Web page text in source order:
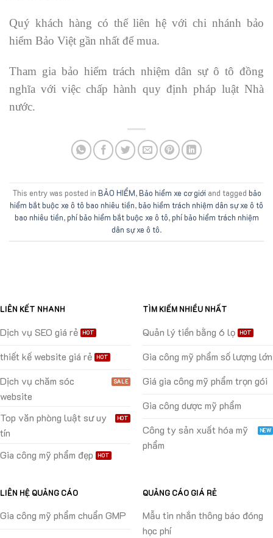
Quý khách hàng có thể liên hệ với chi nhánh bảo
hiểm Bảo Việt gần nhất để mua.
Tham gia bảo hiểm trách nhiệm dân sự ô tô đồng
nghĩa với việc chấp hành quy định pháp luật Nhà
nước.
This entry was posted in BẢO HIỂM,Bảo hiểm xe cơ giới and tagged bảo
hiểm bắt buộc xe ô tô bao nhiêu tiền,bảo hiểm trách nhiệm dân sự xe ô tô
bao nhiêu tiền,phí bảo hiểm bắt buộc xe ô tô,phí bảo hiểm trách nhiệm
dân sự xe ô tô.
LIÊN KẾT NHANH
Dịch vụ SEO giá rẻ
thiết kế website giá rẻ
Dịch vụ chăm sóc
website
Top văn phòng luật sư uy
tín
Gia công mỹ phẩm đẹp
TÌM KIẾM NHIỀU NHẤT
Quản lý tiền bằng 6 lọ
Gia công mỹ phẩm số lượng lớn
Giá gia công mỹ phẩm trọn gói
Gia công dược mỹ phẩm
Công ty sản xuất hóa mỹ
phẩm
LIÊN HỆ QUẢNG CÁO
Gia công mỹ phẩm chuẩn GMP
QUẢNG CÁO GIÁ RẺ
Mẫu tin nhắn thông báo đóng
học phí